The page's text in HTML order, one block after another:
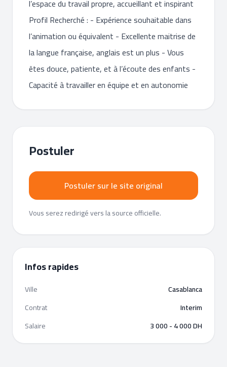
l’espace du travail propre, accueillant et inspirant
Profil Recherché : - Expérience souhaitable dans
l’animation ou équivalent - Excellente maitrise de
la langue française, anglais est un plus - Vous
êtes douce, patiente, et à l’écoute des enfants -
Capacité à travailler en équipe et en autonomie
Postuler
Postuler sur le site original
Vous serez redirigé vers la source officielle.
Infos rapides
Ville
Casablanca
Contrat
Interim
Salaire
3 000 - 4 000 DH